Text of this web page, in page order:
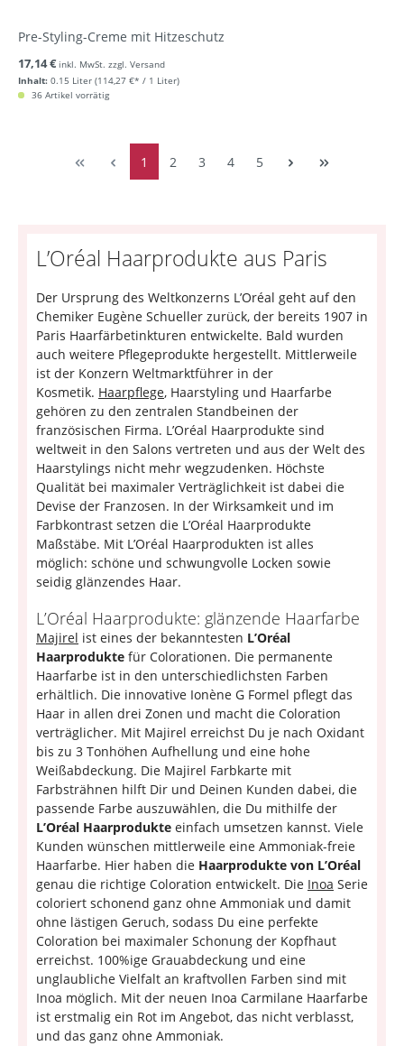
Pre-Styling-Creme mit Hitzeschutz
Inhalt: 0.15 Liter (114,27 €* / 1 Liter)
17,14 € inkl. MwSt. zzgl. Versand
36 Artikel vorrätig
1 2 3 4 5
L’Oréal Haarprodukte aus Paris
Der Ursprung des Weltkonzerns L’Oréal geht auf den
Chemiker Eugène Schueller zurück, der bereits 1907 in
Paris Haarfärbetinkturen entwickelte. Bald wurden
auch weitere Pflegeprodukte hergestellt. Mittlerweile
ist der Konzern Weltmarktführer in der
Kosmetik. Haarpflege, Haarstyling und Haarfarbe
gehören zu den zentralen Standbeinen der
französischen Firma. L’Oréal Haarprodukte sind
weltweit in den Salons vertreten und aus der Welt des
Haarstylings nicht mehr wegzudenken. Höchste
Qualität bei maximaler Verträglichkeit ist dabei die
Devise der Franzosen. In der Wirksamkeit und im
Farbkontrast setzen die L’Oréal Haarprodukte
Maßstäbe. Mit L’Oréal Haarprodukten ist alles
möglich: schöne und schwungvolle Locken sowie
seidig glänzendes Haar.
L’Oréal Haarprodukte: glänzende Haarfarbe
Majirel ist eines der bekanntesten L’Oréal
Haarprodukte für Colorationen. Die permanente
Haarfarbe ist in den unterschiedlichsten Farben
erhältlich. Die innovative Ionène G Formel pflegt das
Haar in allen drei Zonen und macht die Coloration
verträglicher. Mit Majirel erreichst Du je nach Oxidant
bis zu 3 Tonhöhen Aufhellung und eine hohe
Weißabdeckung. Die Majirel Farbkarte mit
Farbsträhnen hilft Dir und Deinen Kunden dabei, die
passende Farbe auszuwählen, die Du mithilfe der
L’Oréal Haarprodukte einfach umsetzen kannst. Viele
Kunden wünschen mittlerweile eine Ammoniak-freie
Haarfarbe. Hier haben die Haarprodukte von L’Oréal
genau die richtige Coloration entwickelt. Die Inoa Serie
coloriert schonend ganz ohne Ammoniak und damit
ohne lästigen Geruch, sodass Du eine perfekte
Coloration bei maximaler Schonung der Kopfhaut
erreichst. 100%ige Grauabdeckung und eine
unglaubliche Vielfalt an kraftvollen Farben sind mit
Inoa möglich. Mit der neuen Inoa Carmilane Haarfarbe
ist erstmalig ein Rot im Angebot, das nicht verblasst,
und das ganz ohne Ammoniak.